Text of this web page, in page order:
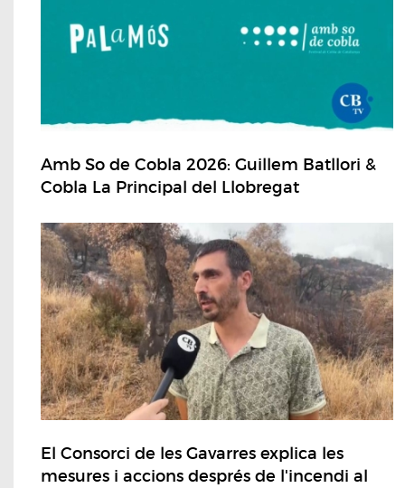
Amb So de Cobla 2026: Guillem Batllori &
Cobla La Principal del Llobregat
El Consorci de les Gavarres explica les
mesures i accions després de l'incendi al